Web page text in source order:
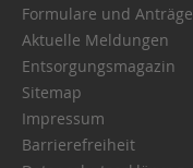
Formulare und Anträge
Aktuelle Meldungen
Entsorgungsmagazin
Sitemap
Impressum
Barrierefreiheit